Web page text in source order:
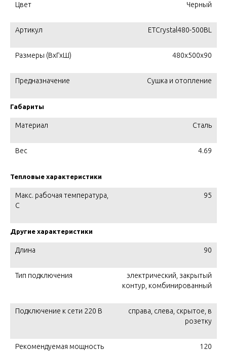
Цвет Черный
Артикул ETCrystal480-500BL
Размеры (ВхГхШ) 480х500х90
Предназначение Сушка и отопление
Габариты
Материал Сталь
Вес 4.69
Тепловые характеристики
Макс. рабочая температура,
C
95
Другие характеристики
Длина 90
Тип подключения
электрический, закрытый
контур, комбинированный
Подключение к сети 220 В
справа, слева, скрытое, в
розетку
Рекомендуемая мощность
120